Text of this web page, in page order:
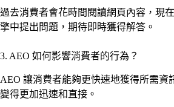
過去消費者會花時間閱讀網頁內容，現
擎中提出問題，期待即時獲得解答。
3. AEO 如何影響消費者的行為？
AEO 讓消費者能夠更快速地獲得所需資
變得更加迅速和直接。